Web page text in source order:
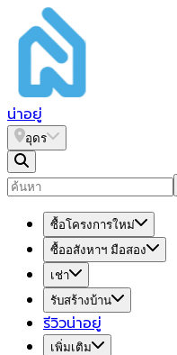
น่าอยู่
อุดร
ซื้อโครงการใหม่
ซื้ออสังหาฯ มือสอง
เช่า
รับสร้างบ้าน
รีวิวน่าอยู่
เพิ่มเติม